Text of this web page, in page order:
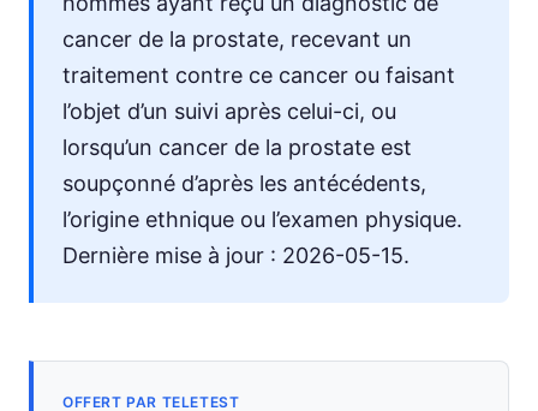
cancer de la prostate, recevant un
traitement contre ce cancer ou faisant
l’objet d’un suivi après celui-ci, ou
lorsqu’un cancer de la prostate est
soupçonné d’après les antécédents,
l’origine ethnique ou l’examen physique.
Dernière mise à jour : 2026-05-15.
OFFERT PAR TELETEST